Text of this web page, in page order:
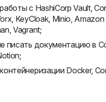
с HashiCorp Vault,
KeyCloak, Minio,
Vagrant;
писать документацию в
Docker,